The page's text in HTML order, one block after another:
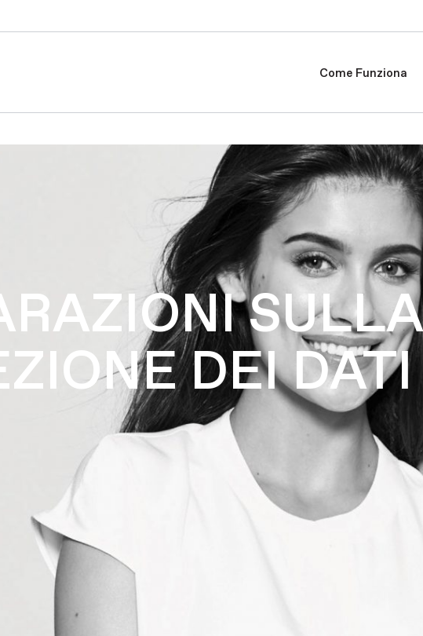
Come Funziona
SULLA
DEI DATI